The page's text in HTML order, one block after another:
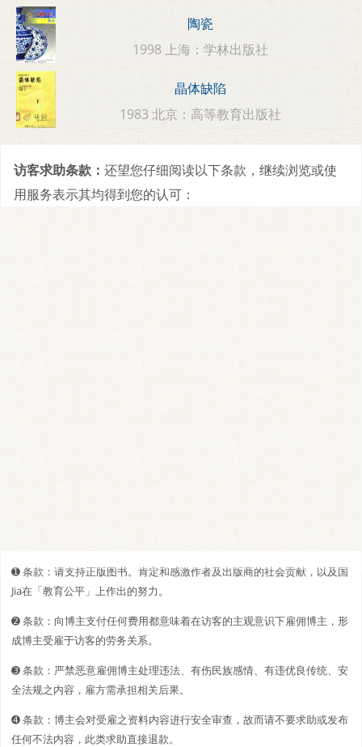
陶瓷
1998 上海：学林出版社
晶体缺陷
1983 北京：高等教育出版社
访客求助条款： 还望您仔细阅读以下条款，继续浏览或使
用服务表示其均得到您的认可：
➊️ 条款：请支持正版图书。肯定和感激作者及出版商的社会贡献，以及国
Jia在「教育公平」上作出的努力。
➋️️ 条款：向博主支付任何费用都意味着在访客的主观意识下雇佣博主，形
成博主受雇于访客的劳务关系。
➌ 条款：严禁恶意雇佣博主处理违法、有伤民族感情、有违优良传统、安
全法规之内容，雇方需承担相关后果。
➍ 条款：博主会对受雇之资料内容进行安全审查，故而请不要求助或发布
任何不法内容，此类求助直接退款。